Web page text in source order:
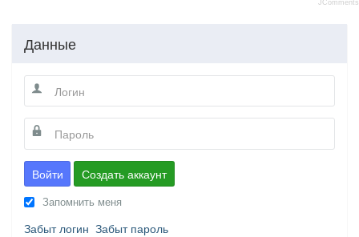
JComments
Данные
Войти Создать аккаунт
Запомнить меня
Забыт логин Забыт пароль